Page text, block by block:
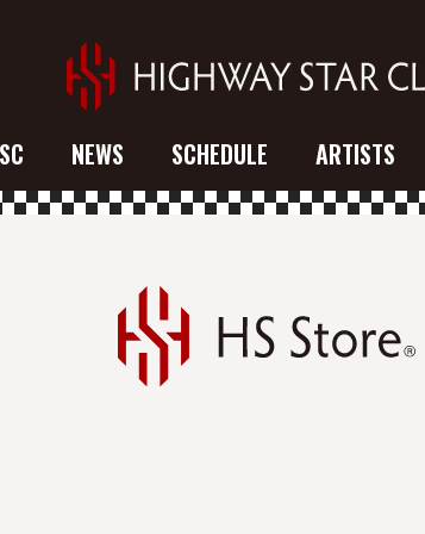
NEWS SCHEDULE ARTISTS